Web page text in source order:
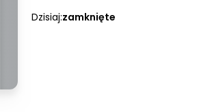
Dzisiaj:zamknięte